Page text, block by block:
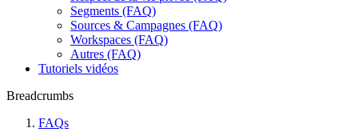
Segments (FAQ)
Sources & Campagnes (FAQ)
Workspaces (FAQ)
Autres (FAQ)
Tutoriels vidéos
Breadcrumbs
FAQs